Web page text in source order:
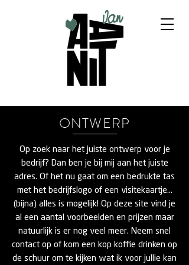
ONTWERP
Op zoek naar het juiste ontwerp voor je
bedrijf? Dan ben je bij mij aan het juiste
adres. Of het nu gaat om een bedrukte tas
met het bedrijfslogo of een visitekaartje…
(bijna) alles is mogelijk! Op deze site vind je
al een aantal voorbeelden en prijzen maar
natuurlijk is er nog veel meer. Neem snel
contact op of kom een kop koffie drinken op
de schuur om te kijken wat ik voor jullie kan